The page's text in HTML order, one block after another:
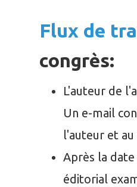
Flux de
congrès:
L'auteur de
Un e-mail
l'auteur et
Après la
éditorial